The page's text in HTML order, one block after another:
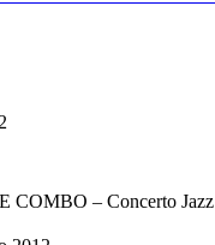
COMBO – Concerto Jazz